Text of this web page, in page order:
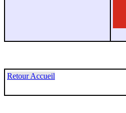
Retour Accueil